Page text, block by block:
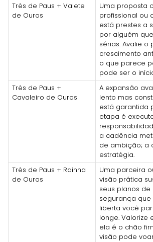
Três de Paus + Valete
de Ouros
Uma proposta
profissional ou
está prestes a
por alguém
sérias. Avalie o
crescimento
o que parece
pode ser o
Três de Paus +
Cavaleiro de Ouros
A expansão
lento mas
está garantida
etapa é
a cadência
de ambição; a
estratégia.
Três de Paus + Rainha
de Ouros
Uma parceira
visão prática
seus planos
segurança
liberta você
longe. Valorize
ela é o chão
visão pode